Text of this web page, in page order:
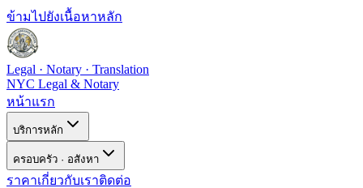
ข้ามไปยังเนื้อหาหลัก
Legal · Notary · Translation
NYC Legal & Notary
หน้าแรก
บริการหลัก
ครอบครัว · อสังหา
ราคาเกี่ยวกับเราติดต่อ